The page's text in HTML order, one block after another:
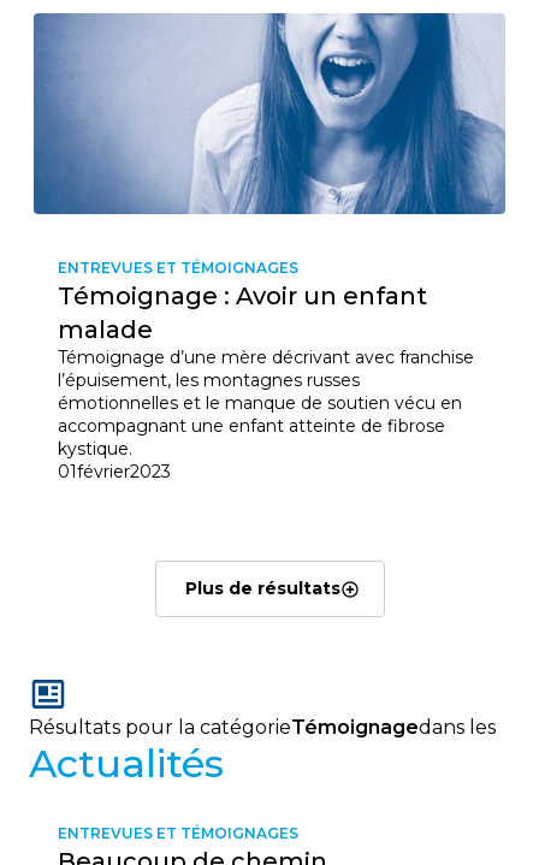
ENTREVUES ET TÉMOIGNAGES
Témoignage : Avoir un enfant
malade
Témoignage d’une mère décrivant avec franchise
l’épuisement, les montagnes russes
émotionnelles et le manque de soutien vécu en
accompagnant une enfant atteinte de fibrose
kystique.
01février2023
Plus de résultats
Résultats pour la catégorieTémoignagedans les
Actualités
ENTREVUES ET TÉMOIGNAGES